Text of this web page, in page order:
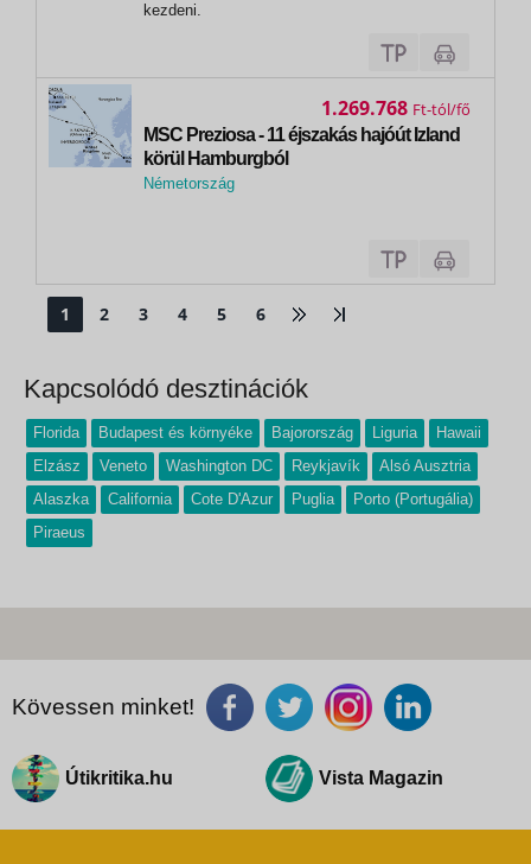
kezdeni.
MSC Preziosa - 11 éjszakás hajóút Izland
körül Hamburgból
Németország
1.269.768 Ft
1 2 3 4 5 6
Kapcsolódó desztinációk
Florida Budapest és környéke Bajorország Liguria
Hawaii
Elzász
Veneto Washington DC Reykjavík
Alsó Ausztria
Alaszka
California Cote D'Azur Puglia
Porto (Portugália)
Piraeus
Kövessen minket!
Útikritika.hu Vista Magazin